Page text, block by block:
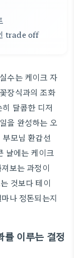
trade off
수는 케이크 자
장식과의 조화
달콤한 디저
을 완성하는 오
모님 환갑선
날에는 케이크
보는 과정이
것보다 테이
나 정돈되는지
를 이루는 결정